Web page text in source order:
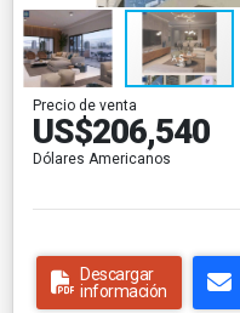
Precio de venta
US$206,540
Dólares Americanos
Descargar
información